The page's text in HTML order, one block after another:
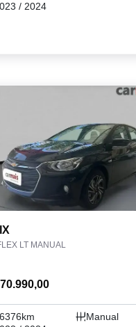
/ 2024
LT MANUAL
Manual